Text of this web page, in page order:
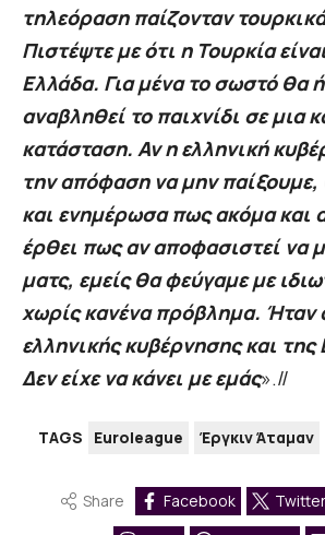
τηλεόραση παίζονταν
Πιστέψτε με ότι η Τουρκία
Ελλάδα. Για μένα το σωστό θα
αναβληθεί το παιχνίδι σε μια
κατάσταση. Αν η ελληνική
την απόφαση να μην παίξουμε,
και ενημέρωσα πως ακόμα και
έρθει πως αν αποφασιστεί να
ματς, εμείς θα φεύγαμε με
χωρίς κανένα πρόβλημα. Ήταν
ελληνικής κυβέρνησης και
Δεν είχε να κάνει με εμάς».//
TAGS Euroleague Έργκιν Άταμαν
Share Facebook Twitter